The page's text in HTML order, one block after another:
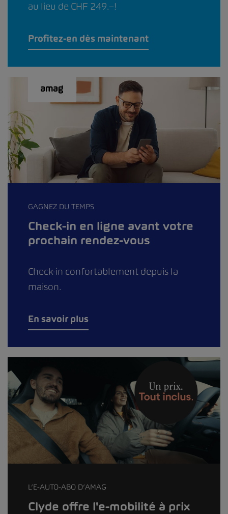
au lieu de CHF 249.–!
Profitez-en dès maintenant
GAGNEZ DU TEMPS
Check-in en ligne avant votre
prochain rendez-vous
Check-in confortablement depuis la
maison.
En savoir plus
L’E-AUTO-ABO D’AMAG
Clyde offre l'e-mobilité à prix